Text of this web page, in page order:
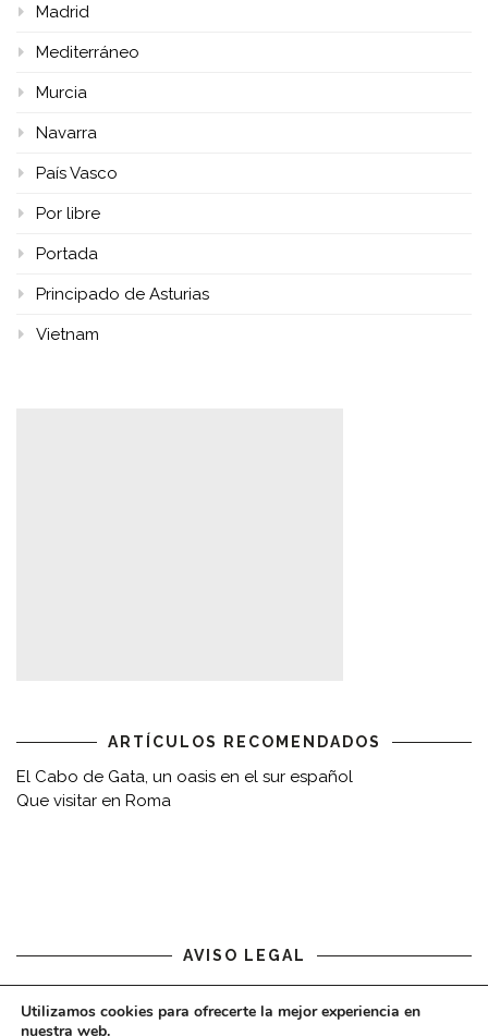
Madrid
Mediterráneo
Murcia
Navarra
País Vasco
Por libre
Portada
Principado de Asturias
Vietnam
ARTÍCULOS RECOMENDADOS
El Cabo de Gata, un oasis en el sur español
Que visitar en Roma
AVISO LEGAL
Aviso legal
Utilizamos cookies para ofrecerte la mejor experiencia en
nuestra web.